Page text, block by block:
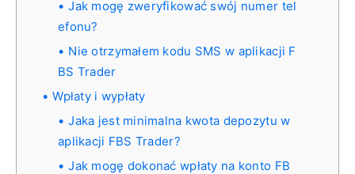
Jak mogę zweryfikować swój numer tel
efonu?
Nie otrzymałem kodu SMS w aplikacji F
BS Trader
Wpłaty i wypłaty
Jaka jest minimalna kwota depozytu w
aplikacji FBS Trader?
Jak mogę dokonać wpłaty na konto FB